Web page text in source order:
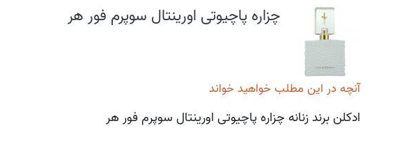
چزاره پاچیوتی اورینتال سوپرم فور هر
آنچه در این مطلب خواهید خواند
ادکلن برند زنانه چزاره پاچیوتی اورینتال سوپرم فور هر